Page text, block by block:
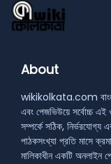
About
wikikolkata.com বাংলা
এবং পেজভিউয়ে সর্বোচ্চ এই
সম্পর্কে সঠিক,
পাঠকসংখ্যা প্রতি মাসে
মালিকাধীন একটি অনলাইন